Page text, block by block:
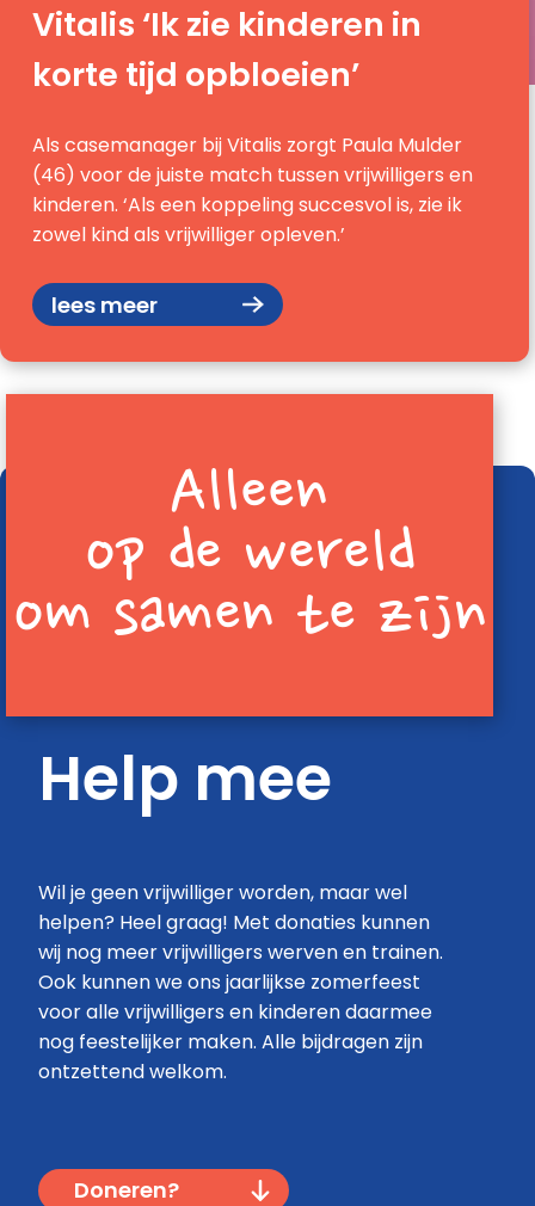
Vitalis ‘Ik zie kinderen in
korte tijd opbloeien’
Als casemanager bij Vitalis zorgt Paula Mulder
(46) voor de juiste match tussen vrijwilligers en
kinderen. ‘Als een koppeling succesvol is, zie ik
zowel kind als vrijwilliger opleven.’
lees meer
Alleen
op de wereld
om samen te zijn
Help mee
Wil je geen vrijwilliger worden, maar wel
helpen? Heel graag! Met donaties kunnen
wij nog meer vrijwilligers werven en trainen.
Ook kunnen we ons jaarlijkse zomerfeest
voor alle vrijwilligers en kinderen daarmee
nog feestelijker maken. Alle bijdragen zijn
ontzettend welkom.
Doneren?